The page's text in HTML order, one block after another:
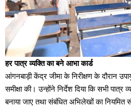
हर पात्र व्यक्ति का बने आभा कार्ड
आंगनबाड़ी केंद्र जीमा के निरीक्षण के दौरान
समीक्षा की। उन्होंने निर्देश दिया कि सभी
बनाया जाए तथा संबंधित अभिलेखों का नियमित